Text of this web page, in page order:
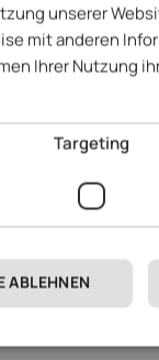
oder
unserer
mit anderen
Ihrer Nutzung
Targeting
ABLEHNEN